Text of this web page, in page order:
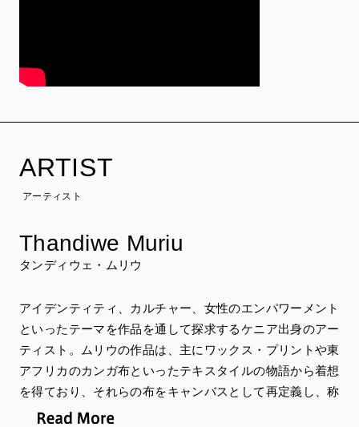
ARTIST
アーティスト
Thandiwe Muriu
タンディウェ・ムリウ
アイデンティティ、カルチャー、女性のエンパワーメント
といったテーマを作品を通して探求するケニア出身のアー
ティスト。ムリウの作品は、主にワックス・プリントや東
アフリカのカンガ布といったテキスタイルの物語から着想
を得ており、それらの布をキャンバスとして再定義し、称
え、記憶するために作品に用いている。現在もケニアを拠